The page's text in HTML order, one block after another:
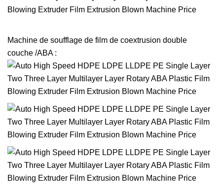
Machine de soufflage de film de coextrusion double
couche /ABA :